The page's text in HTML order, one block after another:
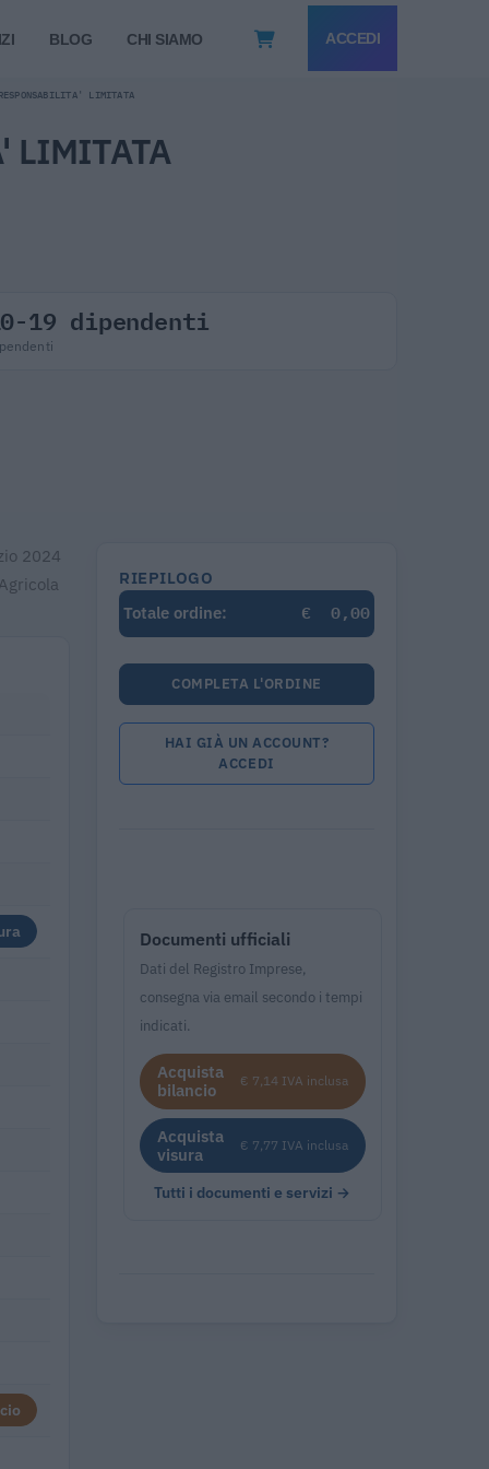
BLOG CHI SIAMO ACCEDI
LIMITATA
LIMITATA
19 dipendenti
2024
RIEPILOGO
Totale ordine:
€ 0,00
COMPLETA L'ORDINE
HAI GIÀ UN ACCOUNT?
ACCEDI
Documenti ufficiali
Dati del Registro Imprese,
consegna via email secondo i tempi
indicati.
Acquista
bilancio
€ 7,14 IVA inclusa
Acquista
visura
€ 7,77 IVA inclusa
Tutti i documenti e servizi →